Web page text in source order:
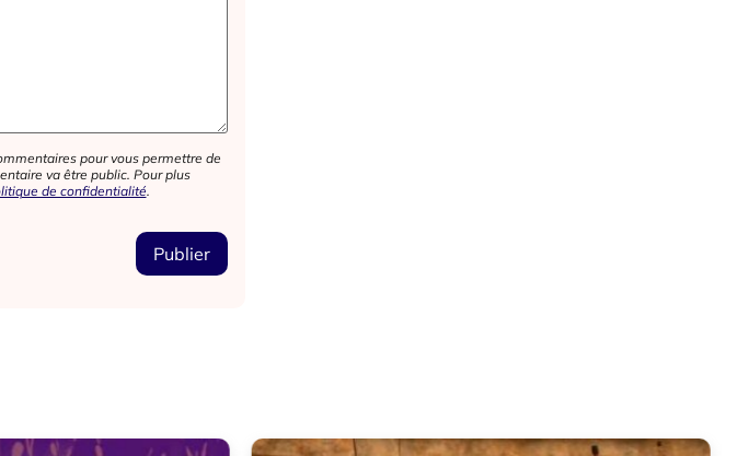
pour vous permettre de
va être public. Pour plus
de confidentialité.